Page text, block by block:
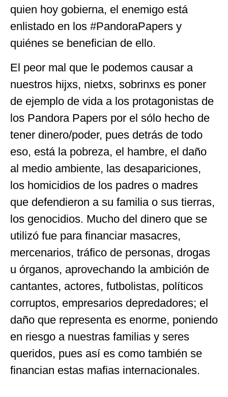
quien hoy gobierna, el enemigo está
enlistado en los #PandoraPapers y
quiénes se benefician de ello.
El peor mal que le podemos causar a
nuestros hijxs, nietxs, sobrinxs es poner
de ejemplo de vida a los protagonistas de
los Pandora Papers por el sólo hecho de
tener dinero/poder, pues detrás de todo
eso, está la pobreza, el hambre, el daño
al medio ambiente, las desapariciones,
los homicidios de los padres o madres
que defendieron a su familia o sus tierras,
los genocidios. Mucho del dinero que se
utilizó fue para financiar masacres,
mercenarios, tráfico de personas, drogas
u órganos, aprovechando la ambición de
cantantes, actores, futbolistas, políticos
corruptos, empresarios depredadores; el
daño que representa es enorme, poniendo
en riesgo a nuestras familias y seres
queridos, pues así es como también se
financian estas mafias internacionales.